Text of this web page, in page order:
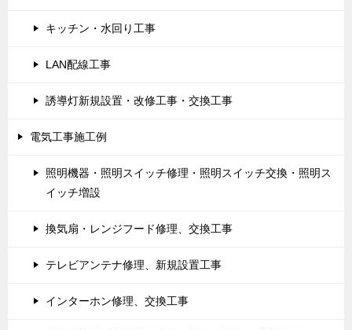
キッチン・水回り工事
LAN配線工事
誘導灯新規設置・改修工事・交換工事
電気工事施工例
照明機器・照明スイッチ修理・照明スイッチ交換・照明ス
イッチ増設
換気扇・レンジフード修理、交換工事
テレビアンテナ修理、新規設置工事
インターホン修理、交換工事